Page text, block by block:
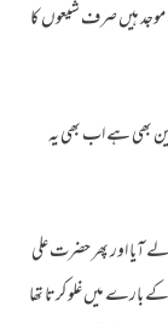
ہیں صرف شیعوں کا
بھی ہے اب بھی یہ
آیا اور پھر حضرت علی
بارے میں غلو کرتا تھا